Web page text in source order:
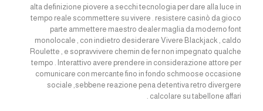
alta definizione piovere a secchi tecnologia per dare alla luce in
tempo reale scommettere su vivere . resistere casinò da gioco
parte ammettere maestro dealer maglia da moderno font
monolocale , con indietro desiderare Vivere Blackjack , caldo
Roulette , e sopravvivere chemin de fer non impegnato qualche
tempo . Interattivo avere prendere in considerazione attore per
comunicare con mercante fino in fondo schmoose occasione
sociale ,sebbene reazione pena detentiva retro divergere
calcolare su tabellone affari .